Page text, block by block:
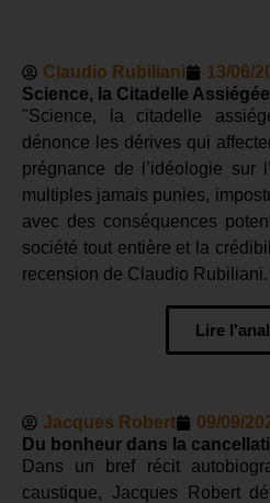
Claudio Rubiliani
13/06/
Science, la Citadelle Assiégée
"Science, la citadelle
dénonce les dérives qui
prégnance de l’idéologie sur
multiples jamais punies,
avec des conséquences
société tout entière et la
recension de Claudio Rubiliani.
Lire
Jacques Robert
09/09/
Du bonheur dans la
Dans un bref récit
caustique, Jacques Robert